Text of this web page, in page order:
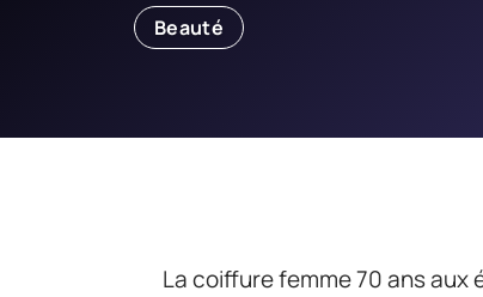
Beauté
La coiffure femme 70 ans aux